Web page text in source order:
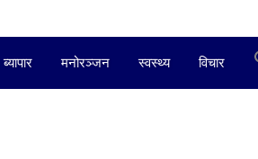
ब्यापार मनोरञ्जन स्वस्थ्य विचार